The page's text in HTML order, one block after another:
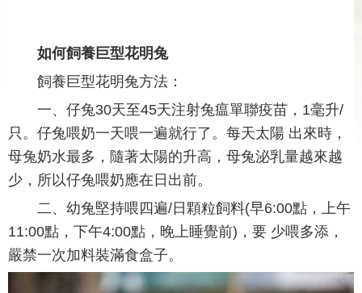
如何飼養巨型花明兔
飼養巨型花明兔方法：
一、仔兔30天至45天注射兔瘟單聯疫苗，1毫升/
只。仔兔喂奶一天喂一遍就行了。每天太陽 出來時，
母兔奶水最多，隨著太陽的升高，母兔泌乳量越來越
少，所以仔兔喂奶應在日出前。
二、幼兔堅持喂四遍/日顆粒飼料(早6:00點，上午
11:00點，下午4:00點，晚上睡覺前)，要 少喂多添，
嚴禁一次加料裝滿食盒子。